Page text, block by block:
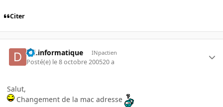
Citer
dfi.informatique INpactien
Posté(e) le 8 octobre 200520 a
Salut,
Changement de la mac adresse